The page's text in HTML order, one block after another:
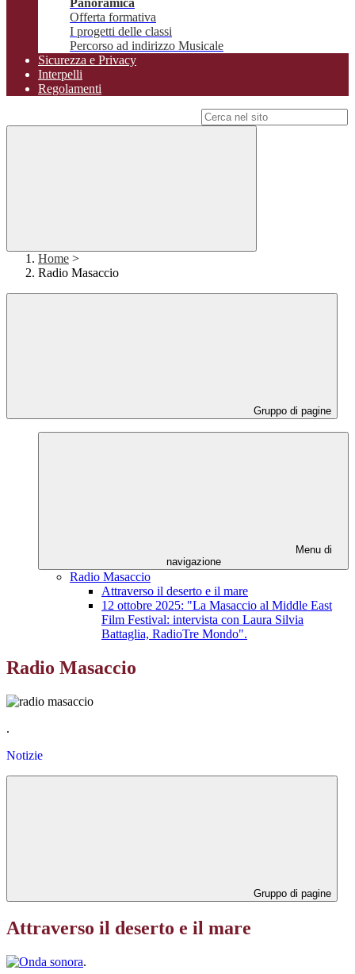
Panoramica
Offerta formativa
I progetti delle classi
Percorso ad indirizzo Musicale
Sicurezza e Privacy
Interpelli
Regolamenti
Home >
Radio Masaccio
Gruppo di pagine
Menu di
navigazione
Radio Masaccio
Attraverso il deserto e il mare
12 ottobre 2025: "La Masaccio al Middle East
Film Festival: intervista con Laura Silvia
Battaglia, RadioTre Mondo".
Radio Masaccio
.
Notizie
Gruppo di pagine
Attraverso il deserto e il mare
.